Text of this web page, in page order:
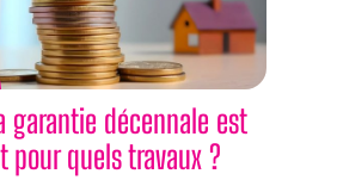
garantie décennale est
pour quels travaux ?